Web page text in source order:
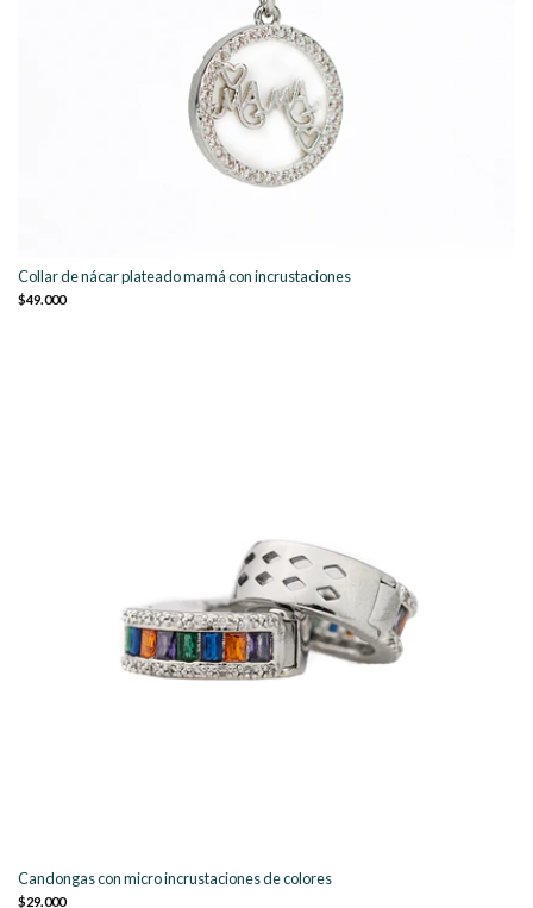
Collar de nácar plateado mamá con incrustaciones
$49.000
Candongas con micro incrustaciones de colores
$29.000